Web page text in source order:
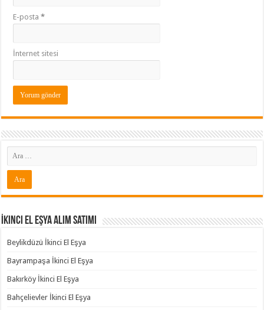
E-posta*
İnternet sitesi
İkinci El Eşya Alım Satımı
Beylikdüzü İkinci El Eşya
Bayrampaşa İkinci El Eşya
Bakırköy İkinci El Eşya
Bahçelievler İkinci El Eşya